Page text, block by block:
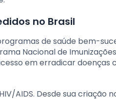
no Brasil
de saúde bem-
Nacional de
em erradicar doenças
AIDS. Desde sua criação